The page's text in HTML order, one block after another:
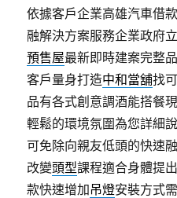
依據客戶企業高雄汽車借
融解決方案服務企業政府
預售屋最新即時建案完整
客戶量身打造中和當舖找
品有各式創意調酒能搭餐
輕鬆的環境氛圍為您詳細
可免除向親友低頭的快速
改變頭型課程適合身體提
款快速增加吊燈安裝方式